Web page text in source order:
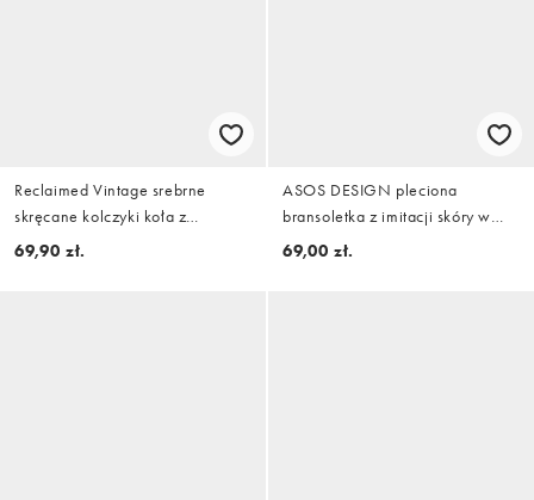
Reclaimed Vintage srebrne
skręcane kolczyki koła z
wypukłym wzorem
69,90 zł.
ASOS DESIGN pleciona
bransoletka z imitacji skóry w
kolorze brązowym
69,00 zł.